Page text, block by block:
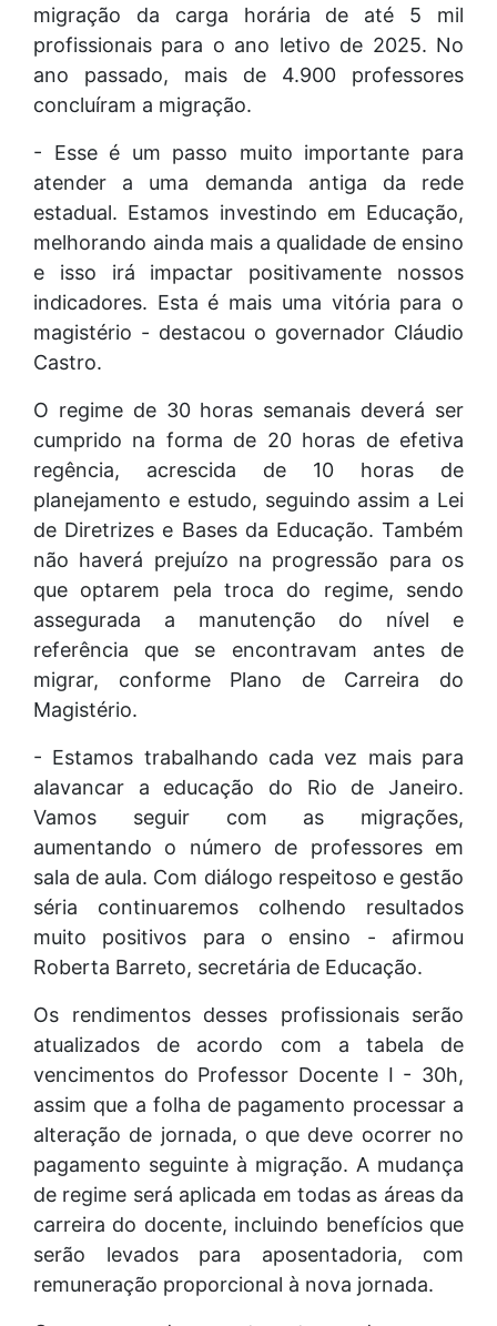
migração da carga horária de até 5 mil
profissionais para o ano letivo de 2025. No
ano passado, mais de 4.900 professores
concluíram a migração.
- Esse é um passo muito importante para
atender a uma demanda antiga da rede
estadual. Estamos investindo em Educação,
melhorando ainda mais a qualidade de ensino
e isso irá impactar positivamente nossos
indicadores. Esta é mais uma vitória para o
magistério - destacou o governador Cláudio
Castro.
O regime de 30 horas semanais deverá ser
cumprido na forma de 20 horas de efetiva
regência, acrescida de 10 horas de
planejamento e estudo, seguindo assim a Lei
de Diretrizes e Bases da Educação. Também
não haverá prejuízo na progressão para os
que optarem pela troca do regime, sendo
assegurada a manutenção do nível e
referência que se encontravam antes de
migrar, conforme Plano de Carreira do
Magistério.
- Estamos trabalhando cada vez mais para
alavancar a educação do Rio de Janeiro.
Vamos seguir com as migrações,
aumentando o número de professores em
sala de aula. Com diálogo respeitoso e gestão
séria continuaremos colhendo resultados
muito positivos para o ensino - afirmou
Roberta Barreto, secretária de Educação.
Os rendimentos desses profissionais serão
atualizados de acordo com a tabela de
vencimentos do Professor Docente I - 30h,
assim que a folha de pagamento processar a
alteração de jornada, o que deve ocorrer no
pagamento seguinte à migração. A mudança
de regime será aplicada em todas as áreas da
carreira do docente, incluindo benefícios que
serão levados para aposentadoria, com
remuneração proporcional à nova jornada.